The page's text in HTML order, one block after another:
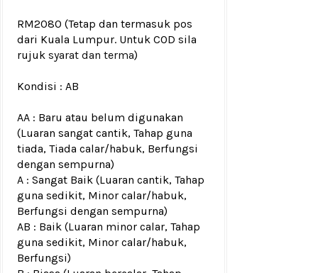
RM2080 (Tetap dan termasuk pos
dari Kuala Lumpur. Untuk COD sila
rujuk syarat dan terma)
Kondisi : AB
AA : Baru atau belum digunakan
(Luaran sangat cantik, Tahap guna
tiada, Tiada calar/habuk, Berfungsi
dengan sempurna)
A : Sangat Baik (Luaran cantik, Tahap
guna sedikit, Minor calar/habuk,
Berfungsi dengan sempurna)
AB : Baik (Luaran minor calar, Tahap
guna sedikit, Minor calar/habuk,
Berfungsi)